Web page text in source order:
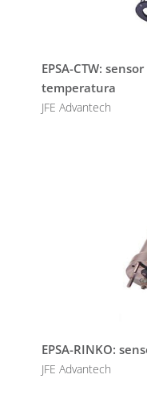
EPSA-CTW:
temperatura
JFE Advantech
EPSA-RINKO:
JFE Advantech